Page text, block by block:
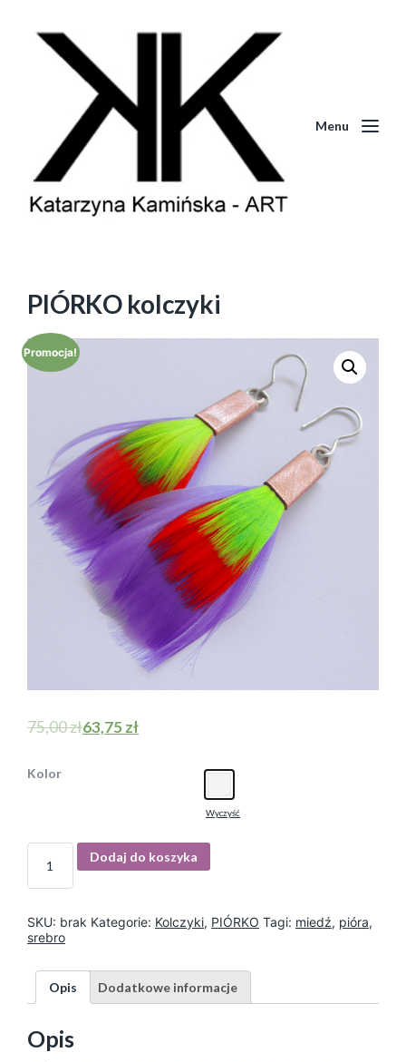
Menu
PIÓRKO kolczyki
Promocja!
75,00zł63,75zł
Kolor
Wyczyść
I
ś
Dodaj do koszyka
SKU: brak Kategorie: Kolczyki, PIÓRKO Tagi: miedź, pióra,
srebro
Opis Dodatkowe informacje
Opis